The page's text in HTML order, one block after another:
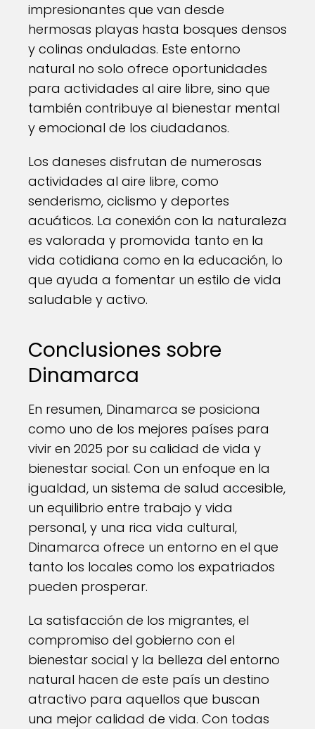
impresionantes que van desde
hermosas playas hasta bosques densos
y colinas onduladas. Este entorno
natural no solo ofrece oportunidades
para actividades al aire libre, sino que
también contribuye al bienestar mental
y emocional de los ciudadanos.
Los daneses disfrutan de numerosas
actividades al aire libre, como
senderismo, ciclismo y deportes
acuáticos. La conexión con la naturaleza
es valorada y promovida tanto en la
vida cotidiana como en la educación, lo
que ayuda a fomentar un estilo de vida
saludable y activo.
Conclusiones sobre
Dinamarca
En resumen, Dinamarca se posiciona
como uno de los mejores países para
vivir en 2025 por su calidad de vida y
bienestar social. Con un enfoque en la
igualdad, un sistema de salud accesible,
un equilibrio entre trabajo y vida
personal, y una rica vida cultural,
Dinamarca ofrece un entorno en el que
tanto los locales como los expatriados
pueden prosperar.
La satisfacción de los migrantes, el
compromiso del gobierno con el
bienestar social y la belleza del entorno
natural hacen de este país un destino
atractivo para aquellos que buscan
una mejor calidad de vida. Con todas